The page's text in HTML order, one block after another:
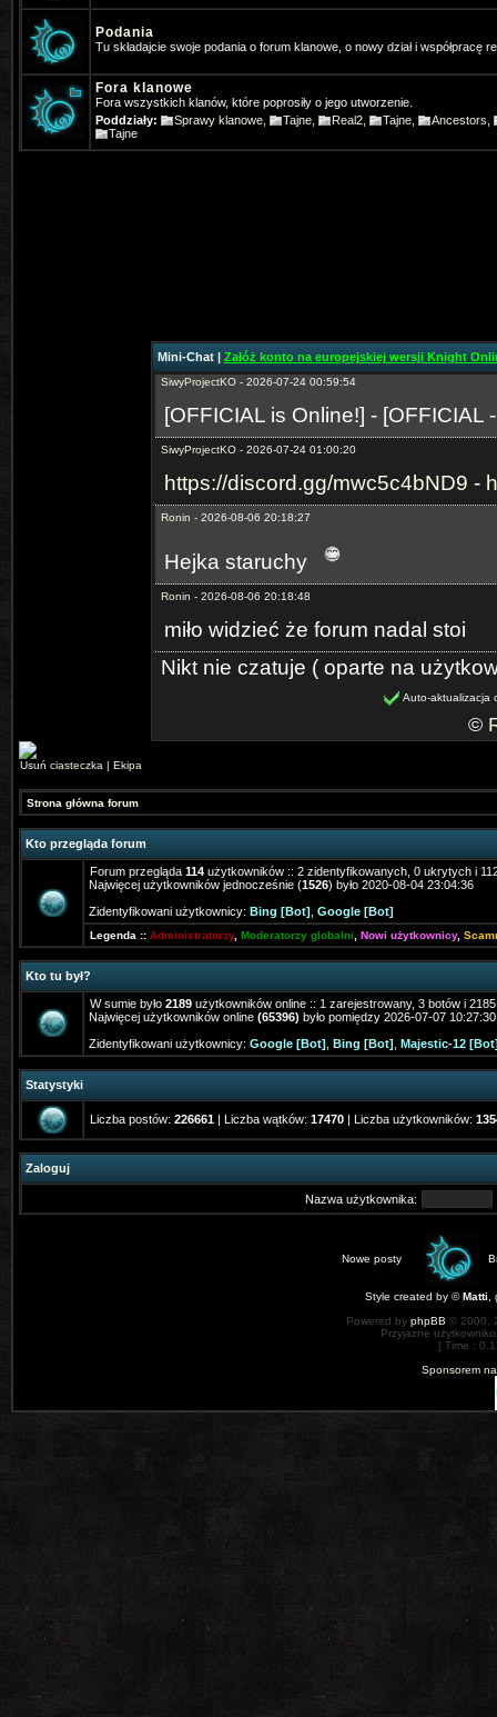
Podania
Tu składajcie swoje podania o forum klanowe, o nowy dział i współpracę
Fora klanowe
Fora wszystkich klanów, które poprosiły o jego utworzenie.
Poddziały:
Sprawy klanowe Tajne Real2 Tajne Ancestors
Tajne
Mini-Chat | Załóż konto na europejskiej wersji Knight
https://prime-myko.com/-
Vey- 2026-06-08 08:47:27
⭐OhaGaming.com v1534 ✅NEW
19.06.2026
SiwyProjectKO- 2026-06-29 02:14:24
[Prime-MYKO] - [New Server The
SiwyProjectKO- 2026-07-24 00:59:54
[OFFICIAL is Online!] - [OFFICIAL
SiwyProjectKO- 2026-07-24 01:00:20
https://discord.gg/mwc5c4bND9 -
Ronin - 2026-08-06 20:18:27
Hejka staruchy
Ronin - 2026-08-06 20:18:48
miło widzieć że forum nadal stoi
Nikt nie czatuje ( oparte na
Auto-aktualizacja
©
Usuń ciasteczka | Ekipa
Strona główna forum
Kto przegląda forum
Forum przegląda 114 użytkowników :: 2 zidentyfikowanych, 0 ukrytych i
Najwięcej użytkowników jednocześnie (1526) było 2020-08-04 23:04:36
Zidentyfikowani użytkownicy: Bing [Bot] Google [Bot]
Legenda :: Administratorzy, Moderatorzy globalni Nowi użytkownicy,
Kto tu był?
W sumie było 2189 użytkowników online :: 1 zarejestrowany, 3 botów i
Najwięcej użytkowników online (65396) było pomiędzy 2026-07-07
Zidentyfikowani użytkownicy: Google [Bot] Bing [Bot] Majestic-12
Statystyki
Liczba postów: 226661 | Liczba wątków: 17470 | Liczba użytkowników:
Zaloguj
Nazwa użytkownika:
Nowe posty
Style created by ©Matti
Powered by phpBB © 2000,
Przyjazne
[ Time :
Sponsorem